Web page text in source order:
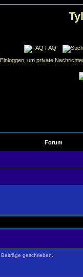
FAQ
Forum
Beiträge geschrieben.